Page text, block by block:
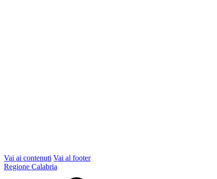
Vai ai contenuti Vai al footer
Regione Calabria